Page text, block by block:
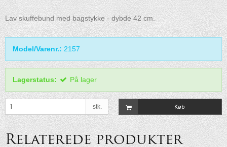
Lav skuffebund med bagstykke - dybde 42 cm.
Model/Varenr.: 2157
Lagerstatus: På lager
stk. Køb
Relaterede produkter